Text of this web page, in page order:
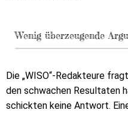
Wenig überzeugende
Die „WISO“-Redakteure
den schwachen Resultaten
schickten keine Antwort.